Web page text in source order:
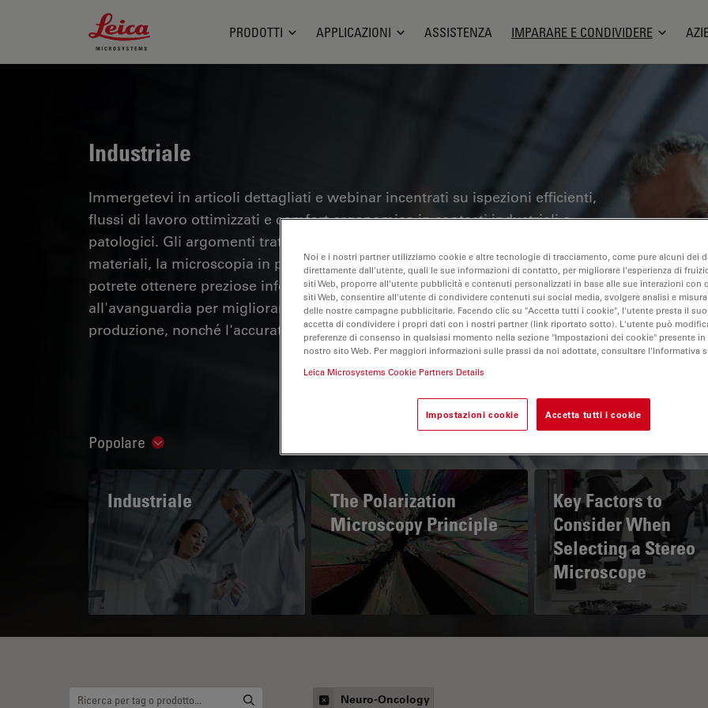
Leica Microsystems Logo
PRODOTTI APPLICAZIONI ASSISTENZA IMPARARE E CONDIVIDERE
Industriale
Immergetevi in articoli dettagliati e webinar incentrati su ispezioni efficienti,
flussi di lavoro ottimizzati e comfort ergonomico in contesti industriali e
patologici. Gli argomenti trattati includono il controllo qualità, l'analisi dei
materiali, la microscopia in patologia e molti altri. Questo è il luogo in cui
potrete ottenere preziose informazioni sull'utilizzo di tecnologie
all'avanguardia per migliorare la precisione e l'efficienza dei processi di
produzione, nonché l'accuratezza della diagnosi e della ricerca patologica.
Popolare Show subnavigation
Industriale
The Polarization
Microscopy Principle
Key Factors to
Consider When
Selecting a Stereo
Microscope
Neuro-Oncology
Noi e i nostri partner utilizziamo cookie e altre tecnologie di tracciamento, come pure alcuni dei
direttamente dall'utente, quali le sue informazioni di contatto, per migliorare l'esperienza di
siti Web, proporre all'utente pubblicità e contenuti personalizzati in base alle sue interazioni con
siti Web, consentire all'utente di condividere contenuti sui social media, svolgere analisi e
delle nostre campagne pubblicitarie. Facendo clic su "Accetta tutti i cookie", l'utente presta il
accetta di condividere i propri dati con i nostri partner (link riportato sotto). L'utente può
preferenze di consenso in qualsiasi momento nella sezione "Impostazioni dei cookie" presente
nostro sito Web. Per maggiori informazioni sulle prassi da noi adottate, consultare l'Informativa
Leica Microsystems Cookie Partners Details
Impostazioni cookie Accetta tutti i cookie